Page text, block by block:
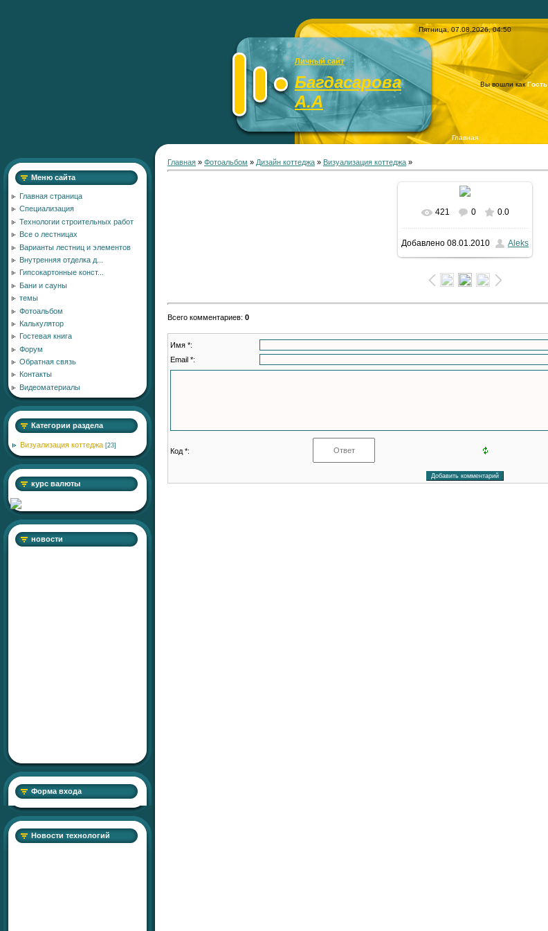
Пятница, 07.08.2026, 04:50
Личный сайт
Багдасарова
А.А
Вы вошли какГость
Главная
Меню сайта
Главная страница
Специализация
Технологии строительных работ
Все о лестницах
Варианты лестниц и элементов
Внутренняя отделка д...
Гипсокартонные конст...
Бани и сауны
темы
Фотоальбом
Калькулятор
Гостевая книга
Форум
Обратная связь
Контакты
Видеоматериалы
Категории раздела
Визуализация коттеджа [23]
курс валюты
новости
Форма входа
Новости технологий
Главная » Фотоальбом » Дизайн коттеджа » Визуализация коттеджа »
В реальном размере
640x480/ 22.2Kb
421 0 0.0
Добавлено 08.01.2010 Aleks
Всего комментариев: 0
Имя *:
Email *:
Код *: